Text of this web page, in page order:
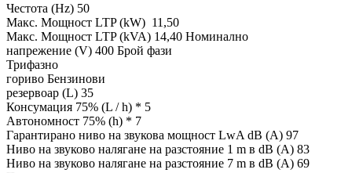
Честота (Hz) 50
Макс. Мощност LTP (kW) 11,50
Макс. Мощност LTP (kVA) 14,40 Номинално
напрежение (V) 400 Брой фази
Трифазно
гориво Бензинови
резервоар (L) 35
Консумация 75% (L / h) * 5
Автономност 75% (h) * 7
Гарантирано ниво на звукова мощност LwA dB (A) 97
Ниво на звуково налягане на разстояние 1 m в dB (A) 83
Ниво на звуково налягане на разстояние 7 m в dB (A) 69